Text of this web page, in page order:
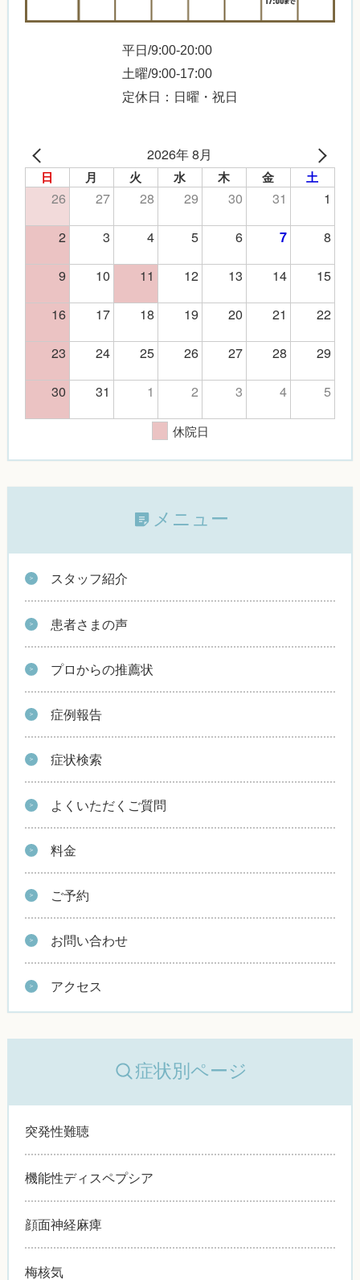
平日/9:00-20:00
土曜/9:00-17:00
定休日：日曜・祝日
2026年 8月
日 月 火 水 木 金 土
26 27 28 29 30 31
1
2
3 4 5 6 7
8
9
10 11 12 13 14
15
16
17 18 19 20 21
22
23
24 25 26 27 28
29
30
31 1 2 3 4 5
休院日
メニュー
スタッフ紹介
患者さまの声
プロからの推薦状
症例報告
症状検索
よくいただくご質問
料金
ご予約
お問い合わせ
アクセス
症状別ページ
突発性難聴
機能性ディスペプシア
顔面神経麻痺
梅核気